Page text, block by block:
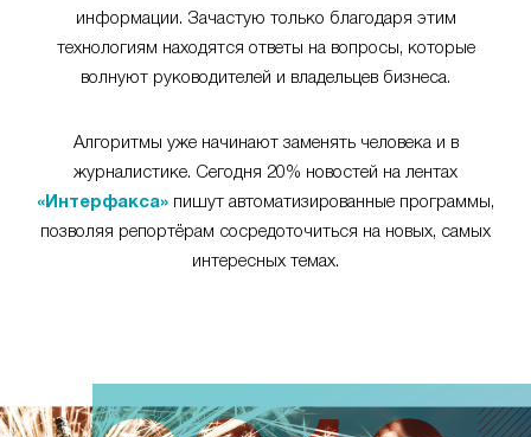
информации. Зачастую только благодаря этим
технологиям находятся ответы на вопросы, которые
волнуют руководителей и владельцев бизнеса.
Алгоритмы уже начинают заменять человека и в
журналистике. Сегодня 20% новостей на лентах
«Интерфакса» пишут автоматизированные программы,
позволяя репортёрам сосредоточиться на новых, самых
интересных темах.